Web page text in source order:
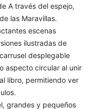
A través del espejo,
las Maravillas.
escenas
ilustradas de
desplegable
aspecto circular al unir
libro, permitiendo ver
grandes y pequeños